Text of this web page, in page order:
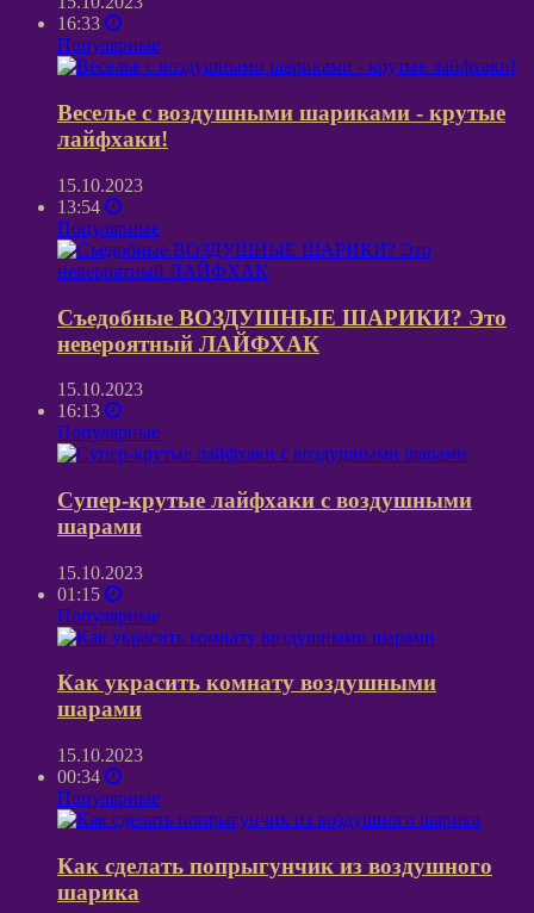
16:33
Популярные
Веселье с воздушными шариками - крутые
лайфхаки!
15.10.2023
13:54
Популярные
Съедобные ВОЗДУШНЫЕ ШАРИКИ? Это
невероятный ЛАЙФХАК
15.10.2023
16:13
Популярные
Супер-крутые лайфхаки с воздушными
шарами
15.10.2023
01:15
Популярные
Как украсить комнату воздушными
шарами
15.10.2023
00:34
Популярные
Как сделать попрыгунчик из воздушного
шарика